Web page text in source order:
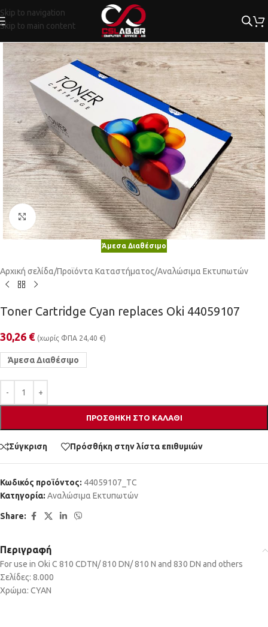
Skip to navigation
Skip to main content
Κλικ για μεγέθυνση
Άμεσα Διαθέσιμο
Αρχική σελίδα/Προϊόντα Καταστήματος/Αναλώσιμα Εκτυπωτών
Toner Cartridge Cyan replaces Oki 44059107
30,26 € (χωρίς ΦΠΑ 24,40 €)
Άμεσα Διαθέσιμο
ΠΡΟΣΘΉΚΗ ΣΤΟ ΚΑΛΆΘΙ
Σύγκριση Πρόσθήκη στην λίστα επιθυμιών
Κωδικός προϊόντος: 44059107_TC
Κατηγορία: Αναλώσιμα Εκτυπωτών
Share:
Περιγραφή
For use in Oki C 810 CDTN/ 810 DN/ 810 N and 830 DN and others
Σελίδες: 8.000
Χρώμα: CYAN